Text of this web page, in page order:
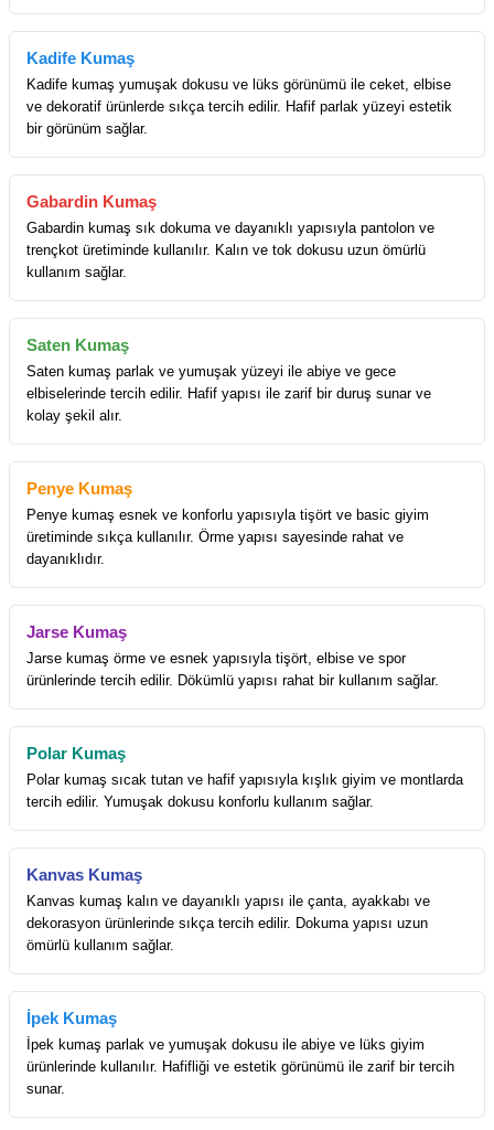
Kadife Kumaş
Kadife kumaş yumuşak dokusu ve lüks görünümü ile ceket, elbise
ve dekoratif ürünlerde sıkça tercih edilir. Hafif parlak yüzeyi estetik
bir görünüm sağlar.
Gabardin Kumaş
Gabardin kumaş sık dokuma ve dayanıklı yapısıyla pantolon ve
trençkot üretiminde kullanılır. Kalın ve tok dokusu uzun ömürlü
kullanım sağlar.
Saten Kumaş
Saten kumaş parlak ve yumuşak yüzeyi ile abiye ve gece
elbiselerinde tercih edilir. Hafif yapısı ile zarif bir duruş sunar ve
kolay şekil alır.
Penye Kumaş
Penye kumaş esnek ve konforlu yapısıyla tişört ve basic giyim
üretiminde sıkça kullanılır. Örme yapısı sayesinde rahat ve
dayanıklıdır.
Jarse Kumaş
Jarse kumaş örme ve esnek yapısıyla tişört, elbise ve spor
ürünlerinde tercih edilir. Dökümlü yapısı rahat bir kullanım sağlar.
Polar Kumaş
Polar kumaş sıcak tutan ve hafif yapısıyla kışlık giyim ve montlarda
tercih edilir. Yumuşak dokusu konforlu kullanım sağlar.
Kanvas Kumaş
Kanvas kumaş kalın ve dayanıklı yapısı ile çanta, ayakkabı ve
dekorasyon ürünlerinde sıkça tercih edilir. Dokuma yapısı uzun
ömürlü kullanım sağlar.
İpek Kumaş
İpek kumaş parlak ve yumuşak dokusu ile abiye ve lüks giyim
ürünlerinde kullanılır. Hafifliği ve estetik görünümü ile zarif bir tercih
sunar.